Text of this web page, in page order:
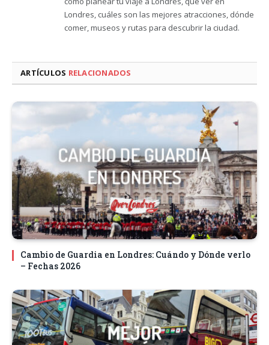
Londres, cuáles son las mejores atracciones, dónde
comer, museos y rutas para descubrir la ciudad.
ARTÍCULOS RELACIONADOS
Cambio de Guardia en Londres: Cuándo y Dónde verlo
– Fechas 2026